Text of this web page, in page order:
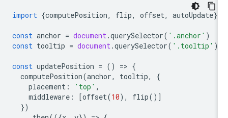
import {computePosition , flip , offset , autoUpdate
const anchor = document.querySelector ('.anchor'
const tooltip = document.querySelector ( '.tooltip'
const updatePosition = () >
computePosition(anchor , tooltip ,
placement
: 'top'
middleware
: [offset(10 ), flip ()]